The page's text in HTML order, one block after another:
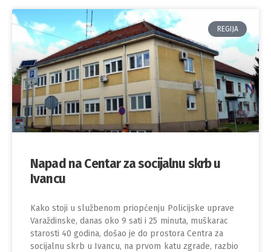
REGIJA
Napad na Centar za socijalnu skrb u
Ivancu
Kako stoji u službenom priopćenju Policijske uprave
Varaždinske, danas oko 9 sati i 25 minuta, muškarac
starosti 40 godina, došao je do prostora Centra za
socijalnu skrb u Ivancu, na prvom katu zgrade, razbio